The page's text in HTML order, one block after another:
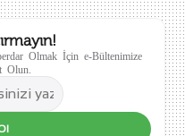
Olmak İçin e-Bültenimize
Olun.